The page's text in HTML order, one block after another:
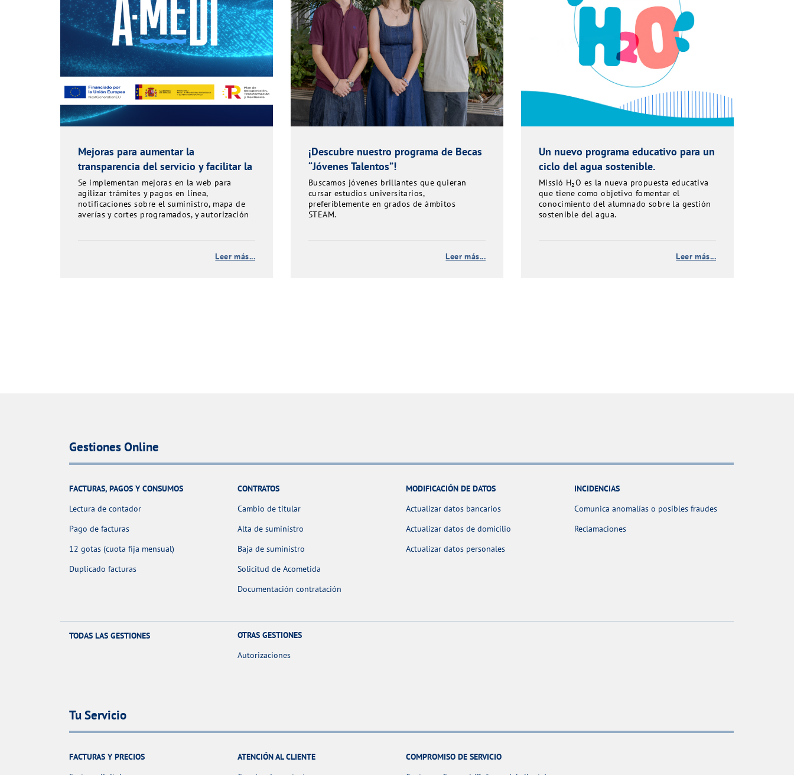
Mejoras para aumentar la
transparencia del servicio y facilitar la
gestión ciudadana
Se implementan mejoras en la web para
agilizar trámites y pagos en línea,
notificaciones sobre el suministro, mapa de
averías y cortes programados, y autorización
Leer más...
¡Descubre nuestro programa de Becas
“Jóvenes Talentos”!
Buscamos jóvenes brillantes que quieran
cursar estudios universitarios,
preferiblemente en grados de ámbitos
STEAM.
Leer más...
Un nuevo programa educativo para un
ciclo del agua sostenible.
Missió H₂O es la nueva propuesta educativa
que tiene como objetivo fomentar el
conocimiento del alumnado sobre la gestión
sostenible del agua.
Leer más...
Gestiones Online
FACTURAS, PAGOS Y CONSUMOS
Lectura de contador
Pago de facturas
12 gotas (cuota fija mensual)
Duplicado facturas
CONTRATOS
Cambio de titular
Alta de suministro
Baja de suministro
Solicitud de Acometida
Documentación contratación
MODIFICACIÓN DE DATOS
Actualizar datos bancarios
Actualizar datos de domicilio
Actualizar datos personales
INCIDENCIAS
Comunica anomalías o posibles fraudes
Reclamaciones
TODAS LAS GESTIONES
OTRAS GESTIONES
Autorizaciones
Tu Servicio
FACTURAS Y PRECIOS
ATENCIÓN AL CLIENTE
COMPROMISO DE SERVICIO